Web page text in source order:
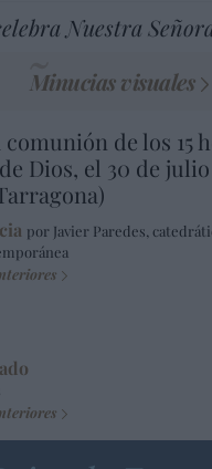
Nuestra
Minucias visuales
de los 15
Dios, el 30 de julio
por Javier Paredes,